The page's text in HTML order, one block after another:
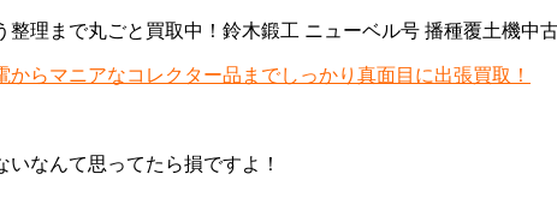
理まで丸ごと買取中！鈴木鍛工 ニューベル号 播種覆土機中
らマニアなコレクター品までしっかり真面目に出張買取！
なんて思ってたら損ですよ！